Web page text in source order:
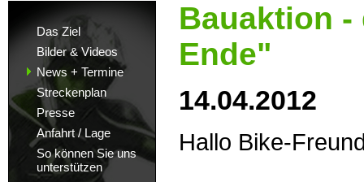
Das Ziel
Bilder & Videos
News + Termine
Streckenplan
Presse
Anfahrt / Lage
So können Sie uns
unterstützen
Bauaktion -
Ende"
14.04.2012
Hallo Bike-